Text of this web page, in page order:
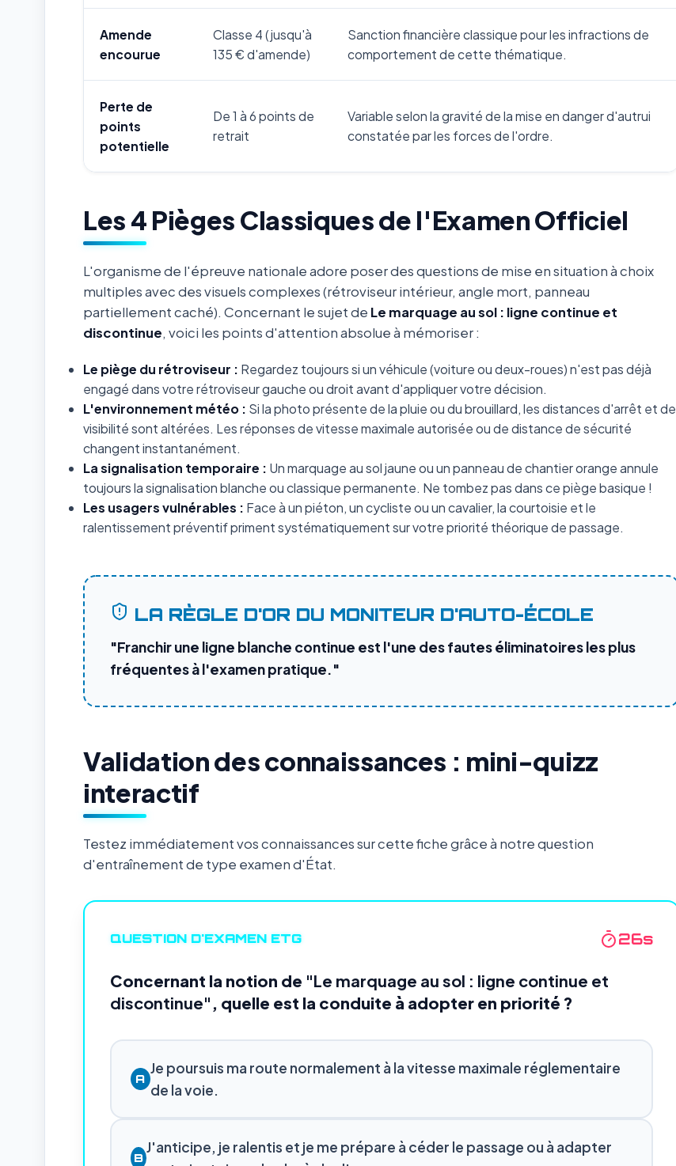
Amende
encourue
Classe 4 (jusqu'à
135 € d'amende)
Sanction financière classique pour les infractions de
comportement de cette thématique.
Perte de
points
potentielle
De 1 à 6 points de
retrait
Variable selon la gravité de la mise en danger d'autrui
constatée par les forces de l'ordre.
Les 4 Pièges Classiques de l'Examen Officiel
L'organisme de l'épreuve nationale adore poser des questions de mise en situation à choix
multiples avec des visuels complexes (rétroviseur intérieur, angle mort, panneau
partiellement caché). Concernant le sujet de Le marquage au sol : ligne continue et
discontinue, voici les points d'attention absolue à mémoriser :
Le piège du rétroviseur : Regardez toujours si un véhicule (voiture ou deux-roues) n'est pas déjà
engagé dans votre rétroviseur gauche ou droit avant d'appliquer votre décision.
L'environnement météo : Si la photo présente de la pluie ou du brouillard, les distances d'arrêt et de
visibilité sont altérées. Les réponses de vitesse maximale autorisée ou de distance de sécurité
changent instantanément.
La signalisation temporaire : Un marquage au sol jaune ou un panneau de chantier orange annule
toujours la signalisation blanche ou classique permanente. Ne tombez pas dans ce piège basique !
Les usagers vulnérables : Face à un piéton, un cycliste ou un cavalier, la courtoisie et le
ralentissement préventif priment systématiquement sur votre priorité théorique de passage.
LA RÈGLE D'OR DU MONITEUR D'AUTO-ÉCOLE
"Franchir une ligne blanche continue est l'une des fautes éliminatoires les plus
fréquentes à l'examen pratique."
Validation des connaissances : mini-quizz
interactif
Testez immédiatement vos connaissances sur cette fiche grâce à notre question
d'entraînement de type examen d'État.
QUESTION D'EXAMEN ETG 24s
Concernant la notion de "Le marquage au sol : ligne continue et
discontinue" , quelle est la conduite à adopter en priorité ?
A
Je poursuis ma route normalement à la vitesse maximale réglementaire
de la voie.
B
J'anticipe, je ralentis et je me prépare à céder le passage ou à adapter